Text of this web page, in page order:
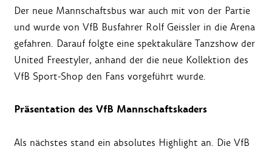
Der neue Mannschaftsbus war auch mit von der Partie
und wurde von VfB Busfahrer Rolf Geissler in die Arena
gefahren. Darauf folgte eine spektakuläre Tanzshow der
United Freestyler, anhand der die neue Kollektion des
VfB Sport-Shop den Fans vorgeführt wurde.
Präsentation des VfB Mannschaftskaders
Als nächstes stand ein absolutes Highlight an. Die VfB